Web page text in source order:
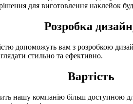
для виготовлення наклейок
Розробка
допоможуть вам з розробкою
стильно та ефективно.
Вартість
нашу компанію більш доступною